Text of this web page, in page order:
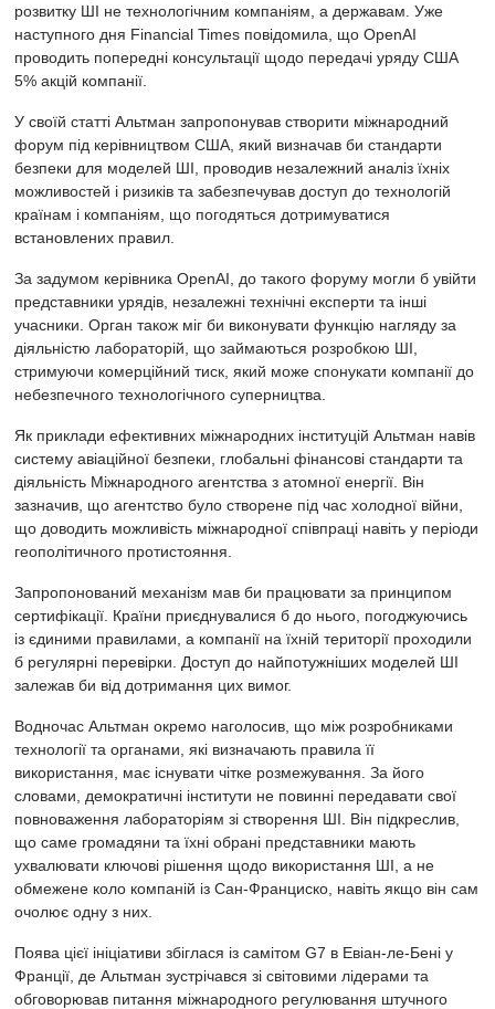
розвитку ШІ не технологічним компаніям, а державам. Уже
наступного дня Financial Times повідомила, що OpenAI
проводить попередні консультації щодо передачі уряду США
5% акцій компанії.
У своїй статті Альтман запропонував створити міжнародний
форум під керівництвом США, який визначав би стандарти
безпеки для моделей ШІ, проводив незалежний аналіз їхніх
можливостей і ризиків та забезпечував доступ до технологій
країнам і компаніям, що погодяться дотримуватися
встановлених правил.
За задумом керівника OpenAI, до такого форуму могли б увійти
представники урядів, незалежні технічні експерти та інші
учасники. Орган також міг би виконувати функцію нагляду за
діяльністю лабораторій, що займаються розробкою ШІ,
стримуючи комерційний тиск, який може спонукати компанії до
небезпечного технологічного суперництва.
Як приклади ефективних міжнародних інституцій Альтман навів
систему авіаційної безпеки, глобальні фінансові стандарти та
діяльність Міжнародного агентства з атомної енергії. Він
зазначив, що агентство було створене під час холодної війни,
що доводить можливість міжнародної співпраці навіть у періоди
геополітичного протистояння.
Запропонований механізм мав би працювати за принципом
сертифікації. Країни приєднувалися б до нього, погоджуючись
із єдиними правилами, а компанії на їхній території проходили
б регулярні перевірки. Доступ до найпотужніших моделей ШІ
залежав би від дотримання цих вимог.
Водночас Альтман окремо наголосив, що між розробниками
технології та органами, які визначають правила її
використання, має існувати чітке розмежування. За його
словами, демократичні інститути не повинні передавати свої
повноваження лабораторіям зі створення ШІ. Він підкреслив,
що саме громадяни та їхні обрані представники мають
ухвалювати ключові рішення щодо використання ШІ, а не
обмежене коло компаній із Сан-Франциско, навіть якщо він сам
очолює одну з них.
Поява цієї ініціативи збіглася із самітом G7 в Евіан-ле-Бені у
Франції, де Альтман зустрічався зі світовими лідерами та
обговорював питання міжнародного регулювання штучного